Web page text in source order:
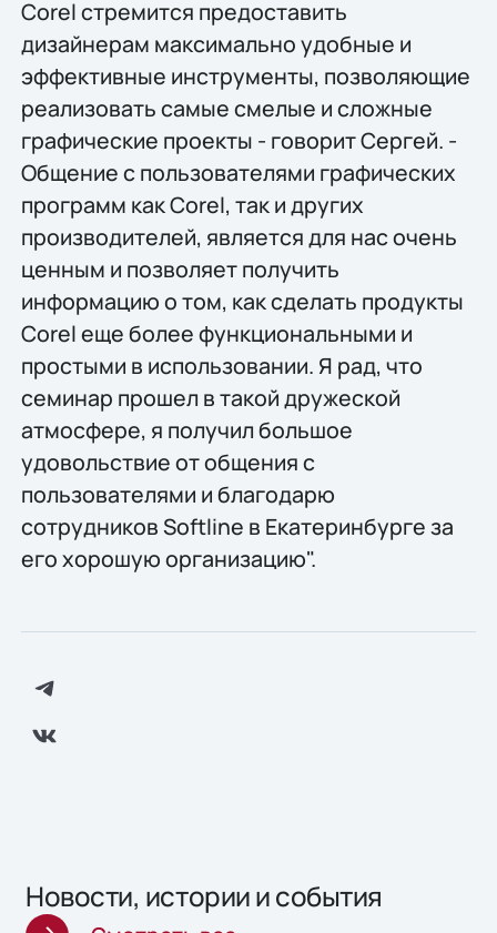
Corel стремится предоставить
дизайнерам максимально удобные и
эффективные инструменты, позволяющие
реализовать самые смелые и сложные
графические проекты - говорит Сергей. -
Общение с пользователями графических
программ как Corel, так и других
производителей, является для нас очень
ценным и позволяет получить
информацию о том, как сделать продукты
Corel еще более функциональными и
простыми в использовании. Я рад, что
семинар прошел в такой дружеской
атмосфере, я получил большое
удовольствие от общения с
пользователями и благодарю
сотрудников Softline в Екатеринбурге за
его хорошую организацию".
Новости, истории и события